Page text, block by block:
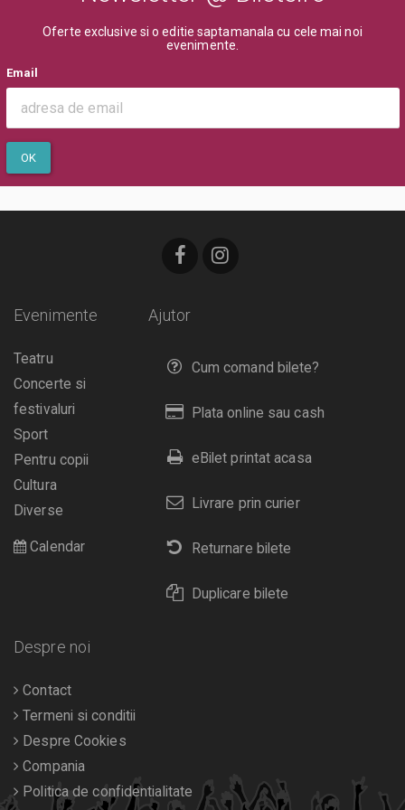
Oferte exclusive si o editie saptamanala cu cele mai noi
evenimente.
Email
OK
Ajutor
Cum comand bilete?
Plata online sau cash
eBilet printat acasa
Livrare prin curier
Returnare bilete
Duplicare bilete
Evenimente
Teatru
Concerte si
festivaluri
Sport
Pentru copii
Cultura
Diverse
Calendar
Despre noi
Contact
Termeni si conditii
Despre Cookies
Compania
Politica de confidentialitate